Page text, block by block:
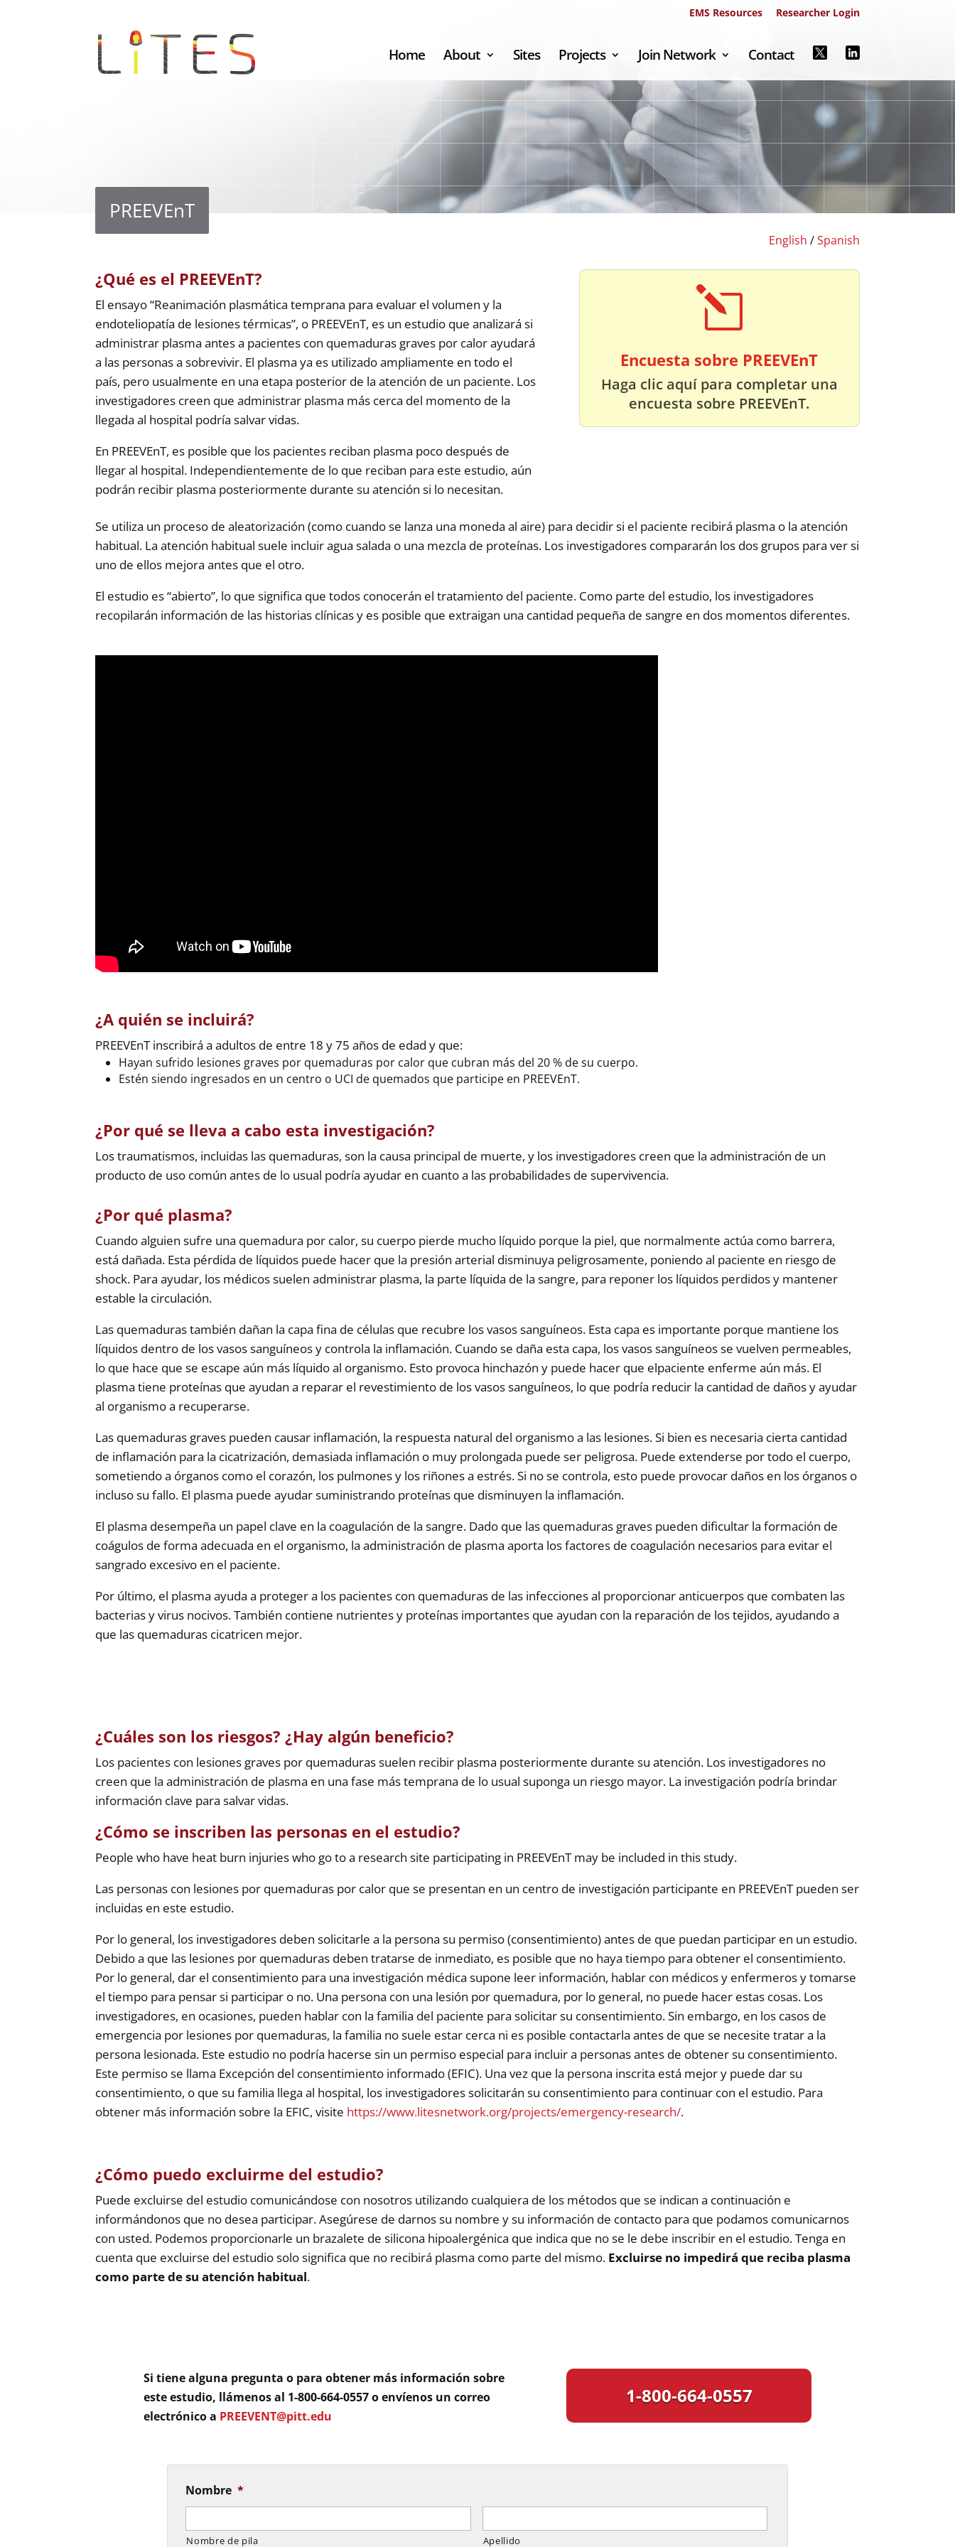
EMS Resources Researcher Login
Home About Sites Projects Join Network Contact
PREEVEnT
English /Spanish
¿Qué es el PREEVEnT?
El ensayo “Reanimación plasmática temprana para evaluar el volumen y la
endoteliopatía de lesiones térmicas”, o PREEVEnT, es un estudio que analizará si
administrar plasma antes a pacientes con quemaduras graves por calor ayudará
a las personas a sobrevivir. El plasma ya es utilizado ampliamente en todo el
país, pero usualmente en una etapa posterior de la atención de un paciente. Los
investigadores creen que administrar plasma más cerca del momento de la
llegada al hospital podría salvar vidas.
En PREEVEnT, es posible que los pacientes reciban plasma poco después de
llegar al hospital. Independientemente de lo que reciban para este estudio, aún
podrán recibir plasma posteriormente durante su atención si lo necesitan.
l
Encuesta sobre PREEVEnT
Haga clic aquí para completar una
encuesta sobre PREEVEnT.
Se utiliza un proceso de aleatorización (como cuando se lanza una moneda al aire) para decidir si el paciente recibirá plasma o la atención
habitual. La atención habitual suele incluir agua salada o una mezcla de proteínas. Los investigadores compararán los dos grupos para ver si
uno de ellos mejora antes que el otro.
El estudio es “abierto”, lo que significa que todos conocerán el tratamiento del paciente. Como parte del estudio, los investigadores
recopilarán información de las historias clínicas y es posible que extraigan una cantidad pequeña de sangre en dos momentos diferentes.
¿A quién se incluirá?
PREEVEnT inscribirá a adultos de entre 18 y 75 años de edad y que:
Hayan sufrido lesiones graves por quemaduras por calor que cubran más del 20 % de su cuerpo.
Estén siendo ingresados en un centro o UCI de quemados que participe en PREEVEnT.
¿Por qué se lleva a cabo esta investigación?
Los traumatismos, incluidas las quemaduras, son la causa principal de muerte, y los investigadores creen que la administración de un
producto de uso común antes de lo usual podría ayudar en cuanto a las probabilidades de supervivencia.
¿Por qué plasma?
Cuando alguien sufre una quemadura por calor, su cuerpo pierde mucho líquido porque la piel, que normalmente actúa como barrera,
está dañada. Esta pérdida de líquidos puede hacer que la presión arterial disminuya peligrosamente, poniendo al paciente en riesgo de
shock. Para ayudar, los médicos suelen administrar plasma, la parte líquida de la sangre, para reponer los líquidos perdidos y mantener
estable la circulación.
Las quemaduras también dañan la capa fina de células que recubre los vasos sanguíneos. Esta capa es importante porque mantiene los
líquidos dentro de los vasos sanguíneos y controla la inflamación. Cuando se daña esta capa, los vasos sanguíneos se vuelven permeables,
lo que hace que se escape aún más líquido al organismo. Esto provoca hinchazón y puede hacer que elpaciente enferme aún más. El
plasma tiene proteínas que ayudan a reparar el revestimiento de los vasos sanguíneos, lo que podría reducir la cantidad de daños y ayudar
al organismo a recuperarse.
Las quemaduras graves pueden causar inflamación, la respuesta natural del organismo a las lesiones. Si bien es necesaria cierta cantidad
de inflamación para la cicatrización, demasiada inflamación o muy prolongada puede ser peligrosa. Puede extenderse por todo el cuerpo,
sometiendo a órganos como el corazón, los pulmones y los riñones a estrés. Si no se controla, esto puede provocar daños en los órganos o
incluso su fallo. El plasma puede ayudar suministrando proteínas que disminuyen la inflamación.
El plasma desempeña un papel clave en la coagulación de la sangre. Dado que las quemaduras graves pueden dificultar la formación de
coágulos de forma adecuada en el organismo, la administración de plasma aporta los factores de coagulación necesarios para evitar el
sangrado excesivo en el paciente.
Por último, el plasma ayuda a proteger a los pacientes con quemaduras de las infecciones al proporcionar anticuerpos que combaten las
bacterias y virus nocivos. También contiene nutrientes y proteínas importantes que ayudan con la reparación de los tejidos, ayudando a
que las quemaduras cicatricen mejor.
¿Cuáles son los riesgos? ¿Hay algún beneficio?
Los pacientes con lesiones graves por quemaduras suelen recibir plasma posteriormente durante su atención. Los investigadores no
creen que la administración de plasma en una fase más temprana de lo usual suponga un riesgo mayor. La investigación podría brindar
información clave para salvar vidas.
¿Cómo se inscriben las personas en el estudio?
People who have heat burn injuries who go to a research site participating in PREEVEnT may be included in this study.
Las personas con lesiones por quemaduras por calor que se presentan en un centro de investigación participante en PREEVEnT pueden ser
incluidas en este estudio.
Por lo general, los investigadores deben solicitarle a la persona su permiso (consentimiento) antes de que puedan participar en un estudio.
Debido a que las lesiones por quemaduras deben tratarse de inmediato, es posible que no haya tiempo para obtener el consentimiento.
Por lo general, dar el consentimiento para una investigación médica supone leer información, hablar con médicos y enfermeros y tomarse
el tiempo para pensar si participar o no. Una persona con una lesión por quemadura, por lo general, no puede hacer estas cosas. Los
investigadores, en ocasiones, pueden hablar con la familia del paciente para solicitar su consentimiento. Sin embargo, en los casos de
emergencia por lesiones por quemaduras, la familia no suele estar cerca ni es posible contactarla antes de que se necesite tratar a la
persona lesionada. Este estudio no podría hacerse sin un permiso especial para incluir a personas antes de obtener su consentimiento.
Este permiso se llama Excepción del consentimiento informado (EFIC). Una vez que la persona inscrita está mejor y puede dar su
consentimiento, o que su familia llega al hospital, los investigadores solicitarán su consentimiento para continuar con el estudio. Para
obtener más información sobre la EFIC, visite https://www.litesnetwork.org/projects/emergency-research/.
¿Cómo puedo excluirme del estudio?
Puede excluirse del estudio comunicándose con nosotros utilizando cualquiera de los métodos que se indican a continuación e
informándonos que no desea participar. Asegúrese de darnos su nombre y su información de contacto para que podamos comunicarnos
con usted. Podemos proporcionarle un brazalete de silicona hipoalergénica que indica que no se le debe inscribir en el estudio. Tenga en
cuenta que excluirse del estudio solo significa que no recibirá plasma como parte del mismo. Excluirse no impedirá que reciba plasma
como parte de su atención habitual.
Si tiene alguna pregunta o para obtener más información sobre
este estudio, llámenos al 1-800-664-0557 o envíenos un correo
electrónico a PREEVENT@pitt.edu
1-800-664-0557
Nombre *
Nombre de pila Apellido